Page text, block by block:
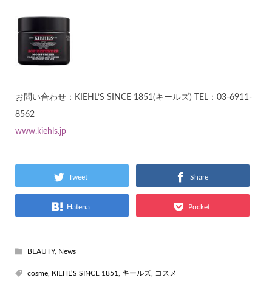
お問い合わせ：KIEHL’S SINCE 1851(キールズ) TEL：03-6911-
8562
www.kiehls.jp
Tweet Share
Hatena Pocket
BEAUTY, News
cosme, KIEHL’S SINCE 1851 キールズ コスメ